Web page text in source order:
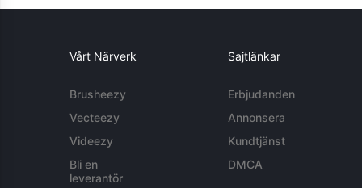
Vårt Närverk
Brusheezy
Vecteezy
Videezy
Bli en
leverantör
Sajtlänkar
Erbjudanden
Annonsera
Kundtjänst
DMCA